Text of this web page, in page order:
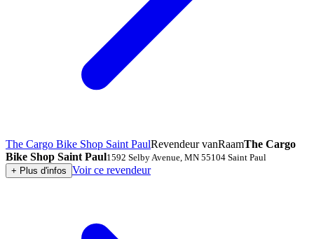
The Cargo Bike Shop Saint PaulRevendeur vanRaamThe Cargo
Bike Shop Saint Paul1592 Selby Avenue MN 55104 Saint Paul
+ Plus d'infos Voir ce revendeur